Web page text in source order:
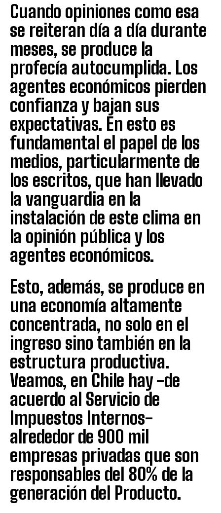
Cuando opiniones como esa
se reiteran día a día durante
meses, se produce la
profecía autocumplida. Los
agentes económicos pierden
confianza y bajan sus
expectativas. En esto es
fundamental el papel de los
medios, particularmente de
los escritos, que han llevado
la vanguardia en la
instalación de este clima en
la opinión pública y los
agentes económicos.
Esto, además, se produce en
una economía altamente
concentrada, no solo en el
ingreso sino también en la
estructura productiva.
Veamos, en Chile hay -de
acuerdo al Servicio de
Impuestos Internos-
alrededor de 900 mil
empresas privadas que son
responsables del 80% de la
generación del Producto.